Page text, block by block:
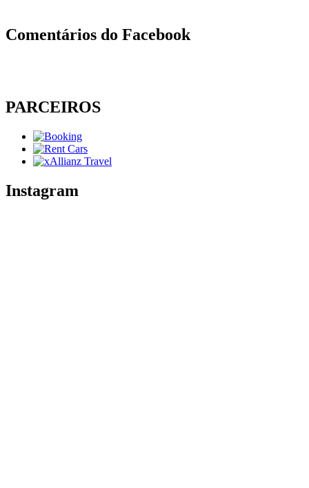
Comentários do Facebook
PARCEIROS
Instagram